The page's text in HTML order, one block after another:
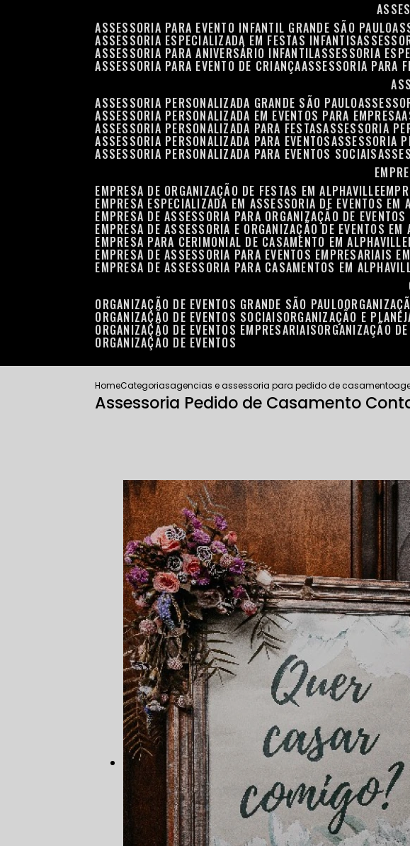
ASSESSORIA PARA EVENTO INFANTIL GRANDE SÃO PAULO
ASSESSORIA ESPECIALIZADA EM FESTAS INFANTIS
ASSESSORIA PARA ANIVERSÁRIO INFANTIL ASSESSORIA
ASSESSORIA PARA EVENTO DE CRIANÇA ASSESSORIA PARA
ASSESSORIA PERSONALIZADA GRANDE SÃO PAULO
ASSESSORIA PERSONALIZADA EM EVENTOS PARA EMPRESA
ASSESSORIA PERSONALIZADA PARA FESTAS ASSESSORIA
ASSESSORIA PERSONALIZADA PARA EVENTOS ASSESSORIA
ASSESSORIA PERSONALIZADA PARA EVENTOS SOCIAIS
EMPRESA DE ORGANIZAÇÃO DE FESTAS EM ALPHAVILLE
EMPRESA ESPECIALIZADA EM ASSESSORIA DE EVENTOS EM
EMPRESA DE ASSESSORIA PARA ORGANIZAÇÃO DE
EMPRESA DE ASSESSORIA E ORGANIZAÇÃO DE EVENTOS EM
EMPRESA PARA CERIMONIAL DE CASAMENTO EM ALPHAVILLE
EMPRESA DE ASSESSORIA PARA EVENTOS EMPRESARIAIS
EMPRESA DE ASSESSORIA PARA CASAMENTOS EM
ORGANIZAÇÃO DE EVENTOS GRANDE SÃO PAULO
ORGANIZAÇÃO DE EVENTOS SOCIAIS ORGANIZAÇÃO E
ORGANIZAÇÃO DE EVENTOS EMPRESARIAIS ORGANIZAÇÃO
ORGANIZAÇÃO DE EVENTOS
HomeCategoriasagencias e assessoria para pedido de casamento
Assessoria Pedido de Casamento